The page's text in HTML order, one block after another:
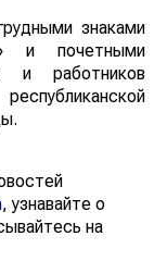
знаками
и почетными
и работников
, узнавайте о
на